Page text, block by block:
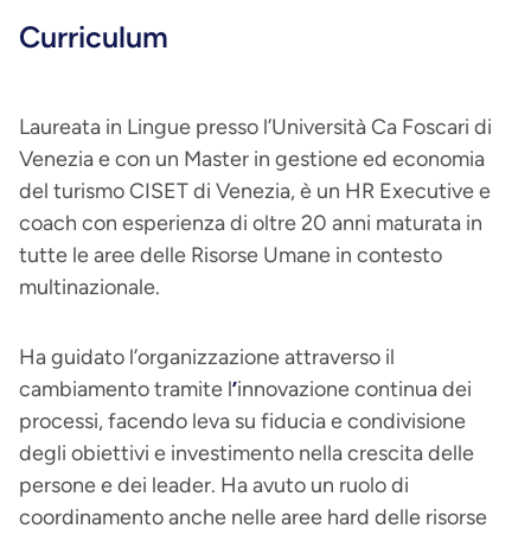
Curriculum
Laureata in Lingue presso l’Università Ca Foscari di
Venezia e con un Master in gestione ed economia
del turismo CISET di Venezia, è un HR Executive e
coach con esperienza di oltre 20 anni maturata in
tutte le aree delle Risorse Umane in contesto
multinazionale.
Ha guidato l’organizzazione attraverso il
cambiamento tramite l’innovazione continua dei
processi, facendo leva su fiducia e condivisione
degli obiettivi e investimento nella crescita delle
persone e dei leader. Ha avuto un ruolo di
coordinamento anche nelle aree hard delle risorse